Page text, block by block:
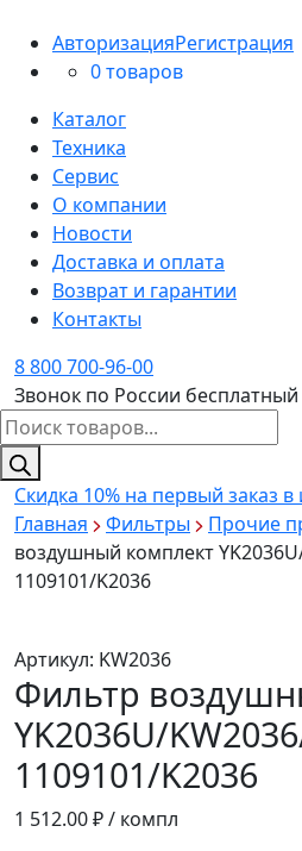
АвторизацияРегистрация
0 товаров
Каталог
Техника
Сервис
О компании
Новости
Доставка и оплата
Возврат и гарантии
Контакты
8 800 700-96-00
Звонок по России бесплатный
Поиск
товаров
Скидка 10% на первый заказ
Главная
Фильтры Прочие
воздушный комплект
1109101/K2036
Артикул: KW2036
Фильтр
YK2036U/
1109101/K2036
1 512.00₽ / компл